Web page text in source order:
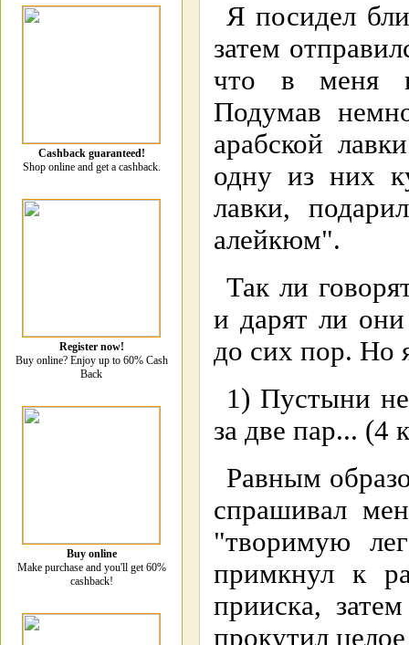
Я посидел
затем
что в меня
Подумав
арабской
одну из них
лавки,
алейкюм".
Так ли
и дарят ли
до сих пор. Но
1) Пустыни
за две пар... (4
Равным
спрашивал
"творимую
примкнул к
прииска,
прокутил
Cashback guaranteed!
Shop online and get a cashback.
Register now!
Buy online? Enjoy up to 60% Cash
Back
Buy online
Make purchase and you'll get 60%
cashback!